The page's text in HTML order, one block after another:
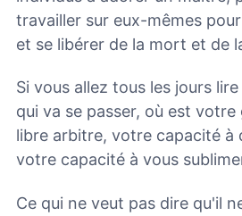
travailler sur eux-mêmes
et se libérer de la mort et de
Si vous allez tous les jours
qui va se passer, où est
libre arbitre, votre capacité à
votre capacité à vous
Ce qui ne veut pas dire qu'il